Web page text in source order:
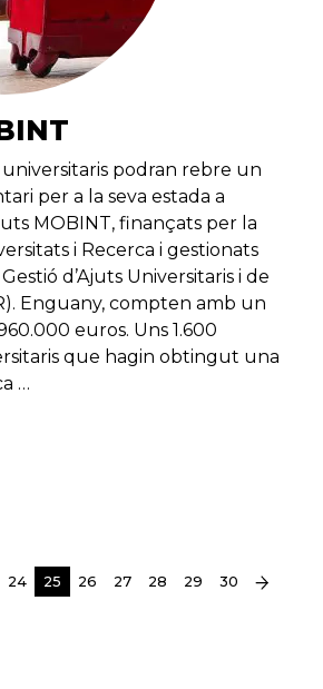
universitaris podran rebre un
per a la seva estada a
MOBINT, finançats per la
i Recerca i gestionats
d’Ajuts Universitaris i de
Enguany, compten amb un
euros. Uns 1.600
que hagin obtingut una
…
24 25(current)
26 27 28 29 30